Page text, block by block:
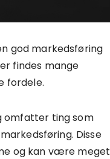
god markedsføring
findes mange
fordele.
omfatter ting som
Disse
og kan være meget